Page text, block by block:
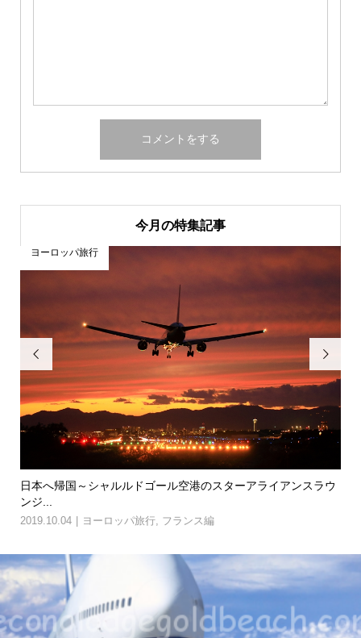
今月の特集記事

アンスラウ パリ市庁舎からパンテオンに電車で移動＆カルチェラタ
2019.10.04 ヨーロッパ旅行,
ヨーロッパ旅行
